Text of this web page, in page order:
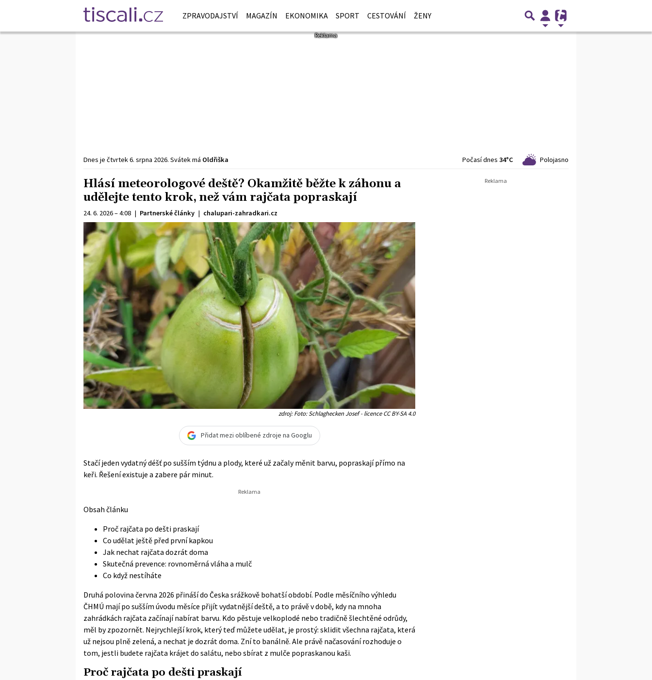
ZPRAVODAJSTVÍ MAGAZÍN EKONOMIKA SPORT CESTOVÁNÍ ŽENY
Dnes je čtvrtek6. srpna 2026. Svátek má Oldřiška Počasí dnes 34°C Polojasno
Hlásí meteorologové deště? Okamžitě běžte k záhonu a
udělejte tento krok, než vám rajčata popraskají
24. 6. 2026 – 4:08 | Partnerské články | chalupari-zahradkari.cz
zdroj: Foto: Schlaghecken Josef - licence CC BY-SA 4.0
Přidat mezi oblíbené zdroje na Googlu
Stačí jeden vydatný déšť po sušším týdnu a plody, které už začaly měnit barvu, popraskají přímo na
keři. Řešení existuje a zabere pár minut.
Obsah článku
Proč rajčata po dešti praskají
Co udělat ještě před první kapkou
Jak nechat rajčata dozrát doma
Skutečná prevence: rovnoměrná vláha a mulč
Co když nestíháte
Druhá polovina června 2026 přináší do Česka srážkově bohatší období. Podle měsíčního výhledu
ČHMÚ mají po sušším úvodu měsíce přijít vydatnější deště, a to právě v době, kdy na mnoha
zahrádkách rajčata začínají nabírat barvu. Kdo pěstuje velkoplodé nebo tradičně šlechtěné odrůdy,
měl by zpozornět. Nejrychlejší krok, který teď můžete udělat, je prostý: sklidit všechna rajčata, která
už nejsou plně zelená, a nechat je dozrát doma. Zní to banálně. Ale právě načasování rozhoduje o
tom, jestli budete rajčata krájet do salátu, nebo sbírat z mulče popraskanou kaši.
Proč rajčata po dešti praskají